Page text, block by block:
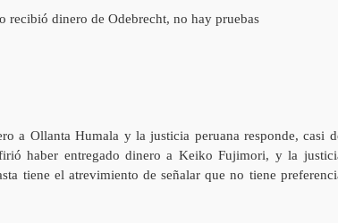
a Ollanta Humala y la justicia peruana responde, casi
haber entregado dinero a Keiko Fujimori, y la
tiene el atrevimiento de señalar que no tiene